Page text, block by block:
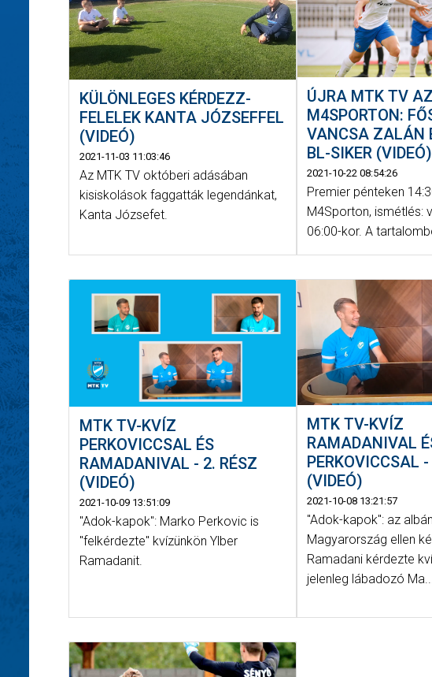
KÜLÖNLEGES KÉRDEZZ-
FELELEK KANTA JÓZSEFFEL
(VIDEÓ)
2021-11-03 11:03:46
Az MTK TV októberi adásában
kisiskolások faggatták legendánkat,
Kanta Józsefet.
ÚJRA MTK TV AZ
M4SPORTON:
VANCSA ZALÁN
BL-SIKER (VIDEÓ)
2021-10-22 08:54:26
Premier pénteken
M4Sporton, ismétlés:
06:00-kor. A
MTK TV-KVÍZ
PERKOVICCSAL ÉS
RAMADANIVAL - 2. RÉSZ
(VIDEÓ)
2021-10-09 13:51:09
"Adok-kapok": Marko Perkovic is
"felkérdezte" kvízünkön Ylber
Ramadanit.
MTK TV-KVÍZ
RAMADANIVAL
PERKOVICCSAL
(VIDEÓ)
2021-10-08 13:21:57
"Adok-kapok": az
Magyarország ellen
Ramadani kérdezte
jelenleg lábadozó